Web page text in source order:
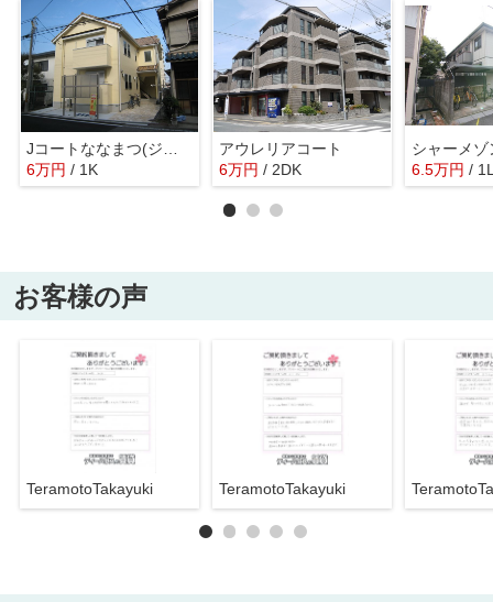
6万円 / 1K
アウレリアコート
6万円 / 2DK
シャーメ
6.5万円 /
お客様の声
TeramotoTakayuki TeramotoTakayuki